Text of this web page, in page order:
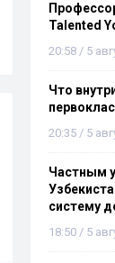
Talented
20:58 / 5
Что
20:35 / 5
Частным
систему
18:50 / 5